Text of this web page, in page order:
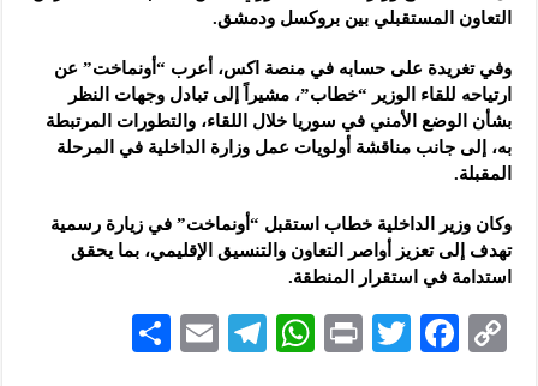
التعاون المستقبلي بين بروكسل ودمشق.
وفي تغريدة على حسابه في منصة اكس، أعرب “أونماخت” عن
ارتياحه للقاء الوزير “خطاب”، مشيراً إلى تبادل وجهات النظر
بشأن الوضع الأمني في سوريا خلال اللقاء، والتطورات المرتبطة
به، إلى جانب مناقشة أولويات عمل وزارة الداخلية في المرحلة
المقبلة.
وكان وزير الداخلية خطاب استقبل “أونماخت” في زيارة رسمية
تهدف إلى تعزيز أواصر التعاون والتنسيق الإقليمي، بما يحقق
استدامة في استقرار المنطقة.
C
F
T
P
W
Te
E